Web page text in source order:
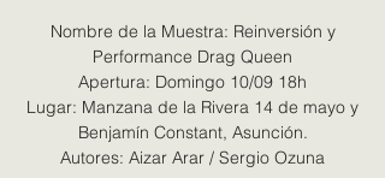
Nombre de la Muestra: Reinversión y
Performance Drag Queen
Apertura: Domingo 10/09 18h
Lugar: Manzana de la Rivera 14 de mayo y
Benjamín Constant, Asunción.